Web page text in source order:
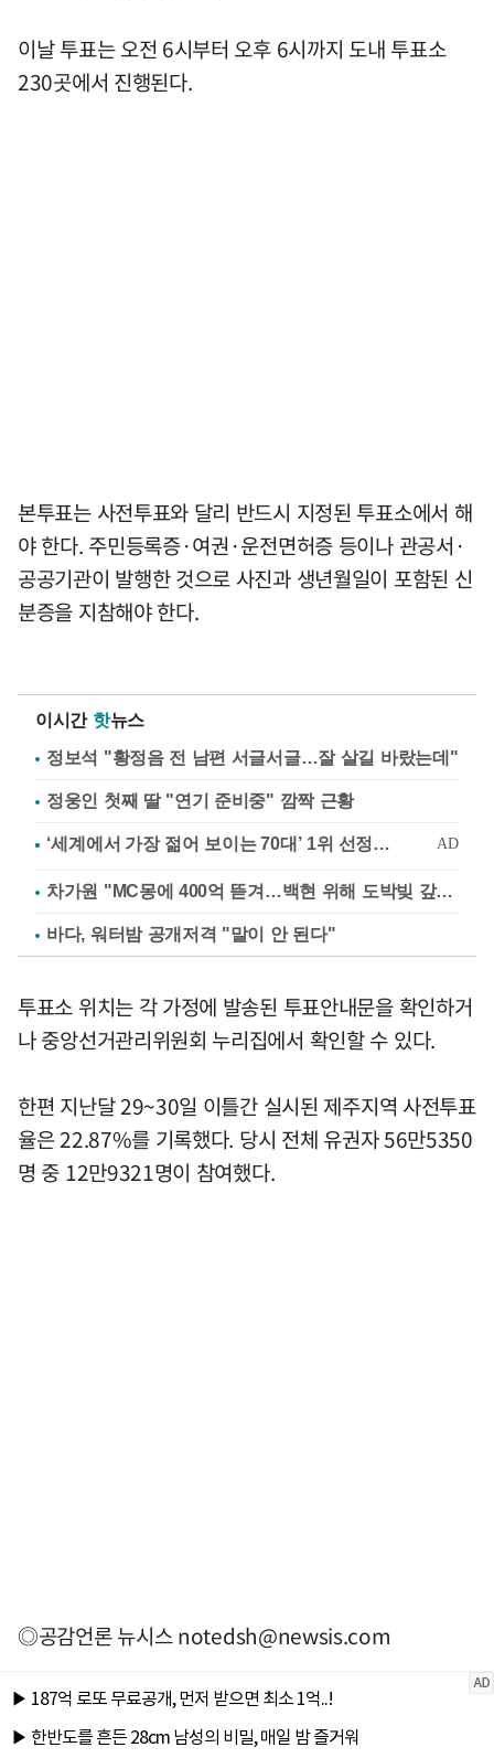
이날 투표는 오전 6시부터 오후 6시까지 도내 투표소
230곳에서 진행된다.
본투표는 사전투표와 달리 반드시 지정된 투표소에서 해
야 한다. 주민등록증·여권·운전면허증 등이나 관공서·
공공기관이 발행한 것으로 사진과 생년월일이 포함된 신
분증을 지참해야 한다.
이시간 핫뉴스
정보석 "황정음 전 남편 서글서글…잘 살길 바랐는데"
정웅인 첫째 딸 "연기 준비중" 깜짝 근황
차가원 "MC몽에 400억 뜯겨…백현 위해 도박빚 갚아줘"
바다, 워터밤 공개저격 "말이 안 된다"
투표소 위치는 각 가정에 발송된 투표안내문을 확인하거
나 중앙선거관리위원회 누리집에서 확인할 수 있다.
한편 지난달 29~30일 이틀간 실시된 제주지역 사전투표
율은 22.87%를 기록했다. 당시 전체 유권자 56만5350
명 중 12만9321명이 참여했다.
◎공감언론 뉴시스notedsh@newsis.com